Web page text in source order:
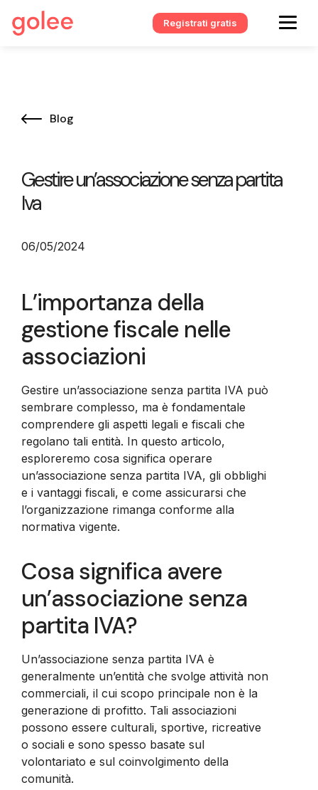
Registrati gratis
Blog
Gestire un’associazione senza partita
Iva
06/05/2024
L’importanza della
gestione fiscale nelle
associazioni
Gestire un’associazione senza partita IVA può
sembrare complesso, ma è fondamentale
comprendere gli aspetti legali e fiscali che
regolano tali entità. In questo articolo,
esploreremo cosa significa operare
un’associazione senza partita IVA, gli obblighi
e i vantaggi fiscali, e come assicurarsi che
l’organizzazione rimanga conforme alla
normativa vigente.
Cosa significa avere
un’associazione senza
partita IVA?
Un’associazione senza partita IVA è
generalmente un’entità che svolge attività non
commerciali, il cui scopo principale non è la
generazione di profitto. Tali associazioni
possono essere culturali, sportive, ricreative
o sociali e sono spesso basate sul
volontariato e sul coinvolgimento della
comunità.